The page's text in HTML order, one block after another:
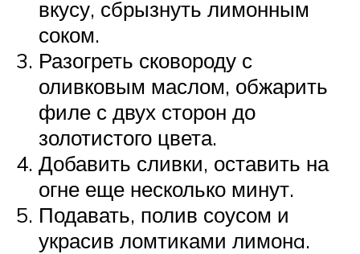
вкусу, сбрызнуть лимонным
соком.
Разогреть сковороду с
оливковым маслом, обжарить
филе с двух сторон до
золотистого цвета.
Добавить сливки, оставить на
огне еще несколько минут.
Подавать, полив соусом и
украсив ломтиками лимонa.